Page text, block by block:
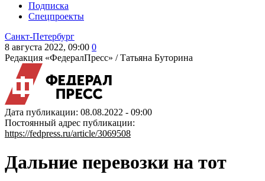
Подписка
Спецпроекты
Санкт-Петербург
8 августа 2022, 09:00 0
Редакция «ФедералПресс» /Татьяна Буторина
Дата публикации: 08.08.2022 - 09:00
Постоянный адрес публикации:
https://fedpress.ru/article/3069508
Дальние перевозки на тот